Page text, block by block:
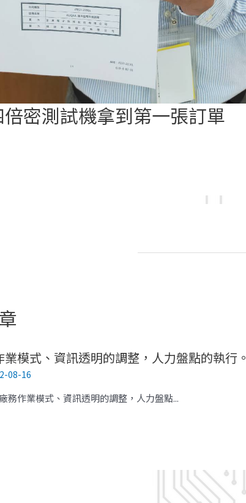
密測試機拿到第一張訂單
模式、資訊透明的調整，人力盤點的執行。
08-16
務作業模式、資訊透明的調整，人力盤點...